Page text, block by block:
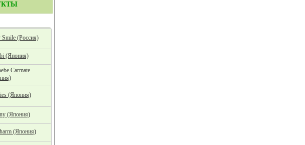
Smile (Россия)
(Япония)
Carmate
(Япония)
(Япония)
(Япония)